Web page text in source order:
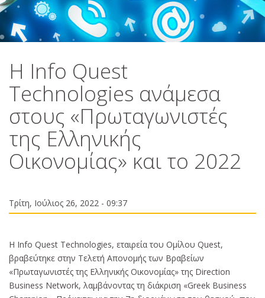
Η Info Quest
Technologies ανάμεσα
στους «Πρωταγωνιστές
της Ελληνικής
Οικονομίας» και το 2022
Τρίτη, Ιούλιος 26, 2022 - 09:37
Η Info Quest Technologies, εταιρεία του Ομίλου Quest,
βραβεύτηκε στην Τελετή Απονομής των Βραβείων
«Πρωταγωνιστές της Ελληνικής Οικονομίας» της Direction
Business Network, λαμβάνοντας τη διάκριση «Greek Business